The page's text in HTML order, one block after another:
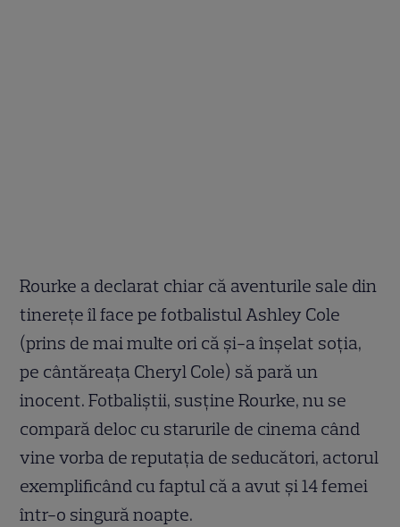
Rourke a declarat chiar că aventurile sale din
tinereţe îl face pe fotbalistul Ashley Cole
(prins de mai multe ori că şi-a înşelat soţia,
pe cântăreaţa Cheryl Cole) să pară un
inocent. Fotbaliştii, susţine Rourke, nu se
compară deloc cu starurile de cinema când
vine vorba de reputaţia de seducători, actorul
exemplificând cu faptul că a avut şi 14 femei
într-o singură noapte.